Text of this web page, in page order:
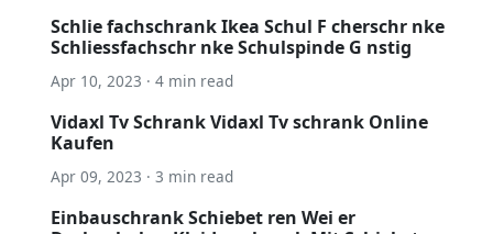
Schlie fachschrank Ikea Schul F cherschr nke
Schliessfachschr nke Schulspinde G nstig
Apr 10, 2023 · 4 min read
Vidaxl Tv Schrank Vidaxl Tv schrank Online
Kaufen
Apr 09, 2023 · 3 min read
Einbauschrank Schiebet ren Wei er